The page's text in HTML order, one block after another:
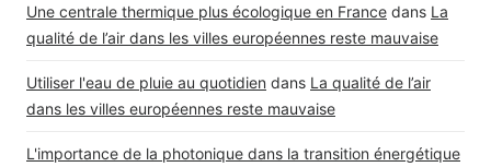
Une centrale thermique plus écologique en France dans La
qualité de l’air dans les villes européennes reste mauvaise
Utiliser l'eau de pluie au quotidien dans La qualité de l’air
dans les villes européennes reste mauvaise
L'importance de la photonique dans la transition énergétique